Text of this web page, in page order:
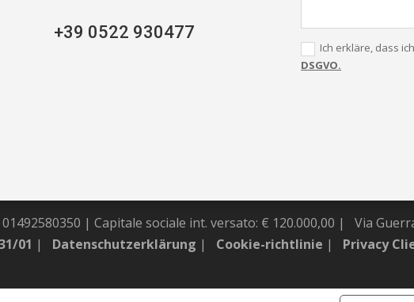
+39 0522 930477
Ich erkläre, dass
DSGVO.
01492580350 | Capitale sociale int. versato: € 120.000,00 |
Via
01 | Datenschutzerklärung | Cookie-richtlinie |
Privacy